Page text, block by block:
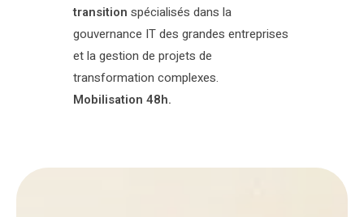
transition spécialisés dans la
gouvernance IT des grandes entreprises
et la gestion de projets de
transformation complexes.
Mobilisation 48h.